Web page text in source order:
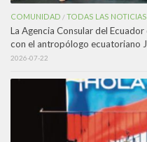
COMUNIDAD /TODAS LAS NOTICIAS
La Agencia Consular del
con el antropólogo ecuatoriano
2026-07-22